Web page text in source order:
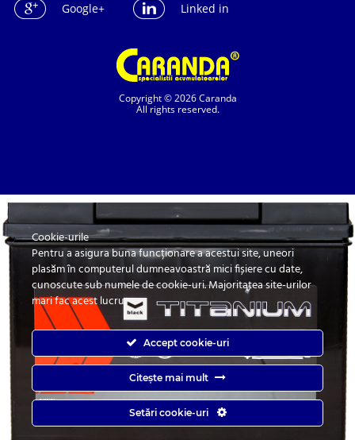
Copyright © 2026 Caranda
All rights reserved.
Google+
Linked in
SC. CARANDA BATERII SRL. | SR EN ISO 9001:2015, SR EN ISO 14001:2015, SR
ISO 45001:2018 |
ANPC
| Prelucrarea datelor cu caracter personal | Politica de confidentialitate
Caranda.ro este un magazin online cu baterii pentru automobile, camioane,
autobuze, vagoane, motociclete, tractiune, stationare si aplicatii industriale.
Web Design byEnd Soft Design
Cookie-urile
Pentru a asigura buna funcționare a acestui site, uneori
plasăm în computerul dumneavoastră mici fișiere cu date,
cunoscute sub numele de cookie-uri. Majoritatea site-urilor
mari fac acest lucru.
Accept cookie-uri
Citește mai mult
Setări cookie-uri